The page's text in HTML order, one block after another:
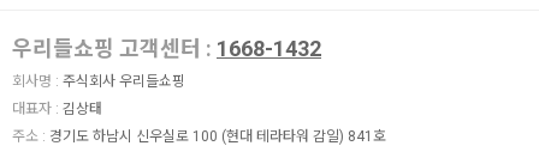
우리들쇼핑 고객센터 : 1668-1432
회사명 : 주식회사 우리들쇼핑
대표자 : 김상태
주소 : 경기도 하남시 신우실로 100 (현대 테라타워 감일) 841호